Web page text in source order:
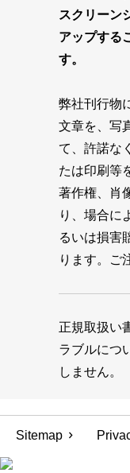
スクリーン
アップする
す。
弊社刊行物
文章を、写
て、許諾な
たは印刷等
著作権、肖
り、場合に
るいは損害
ります。ご
正規取扱い
ラブルにつ
しません。
Sitemap